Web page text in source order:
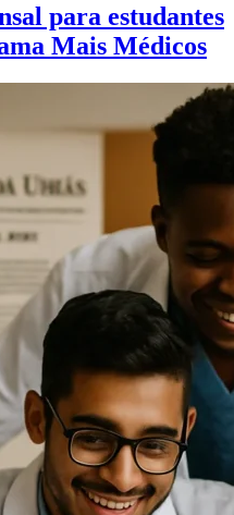
para estudantes
Mais Médicos